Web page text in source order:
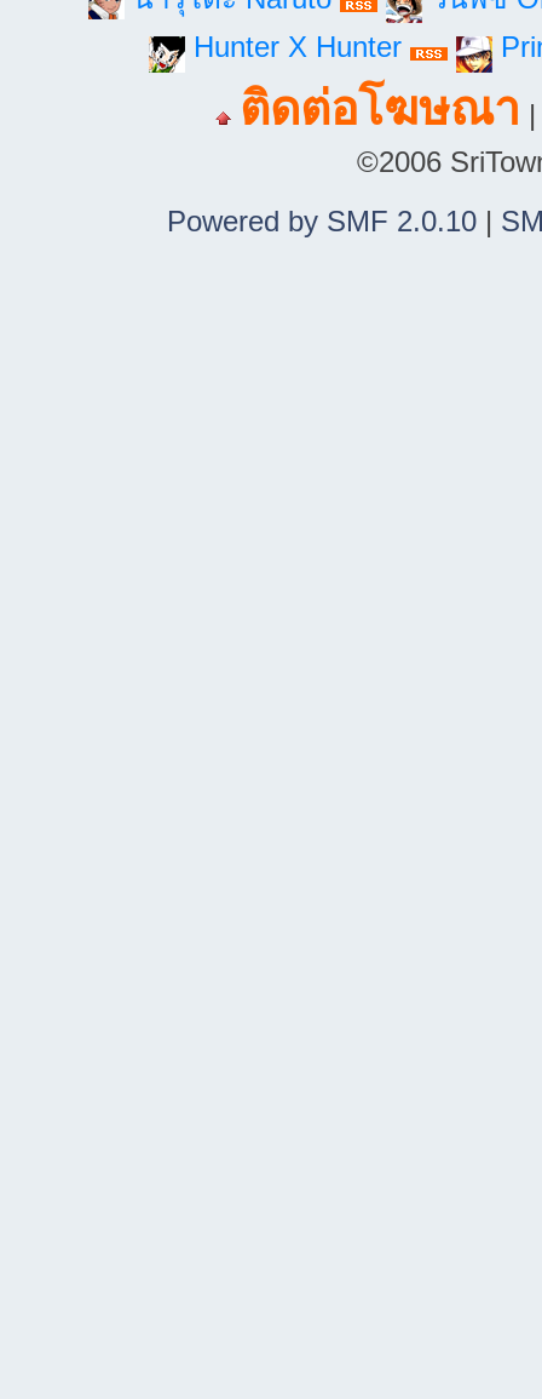
Hunter X Hunter
ติดต่อโฆษณา
©2006
Powered by SMF 2.0.10|